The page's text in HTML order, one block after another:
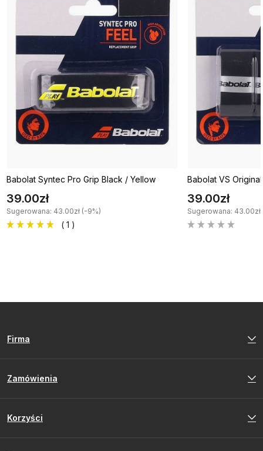
Babolat Syntec Pro Grip Black / Yellow
39.00zł
Sugerowana: 43.00zł (-9%)
( 1 )
Babolat VS
39.00zł
Sugerowana: 43.00zł
Firma
Zamówienia
Korzyści